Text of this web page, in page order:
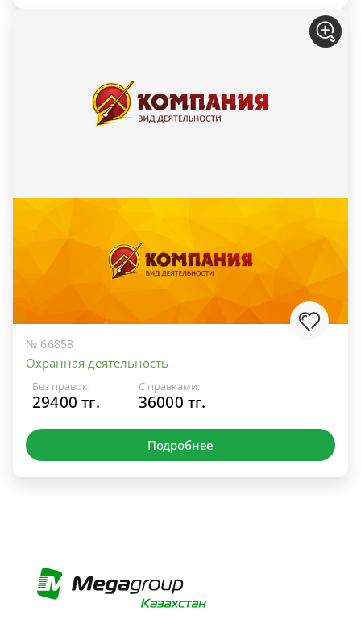
№ 66858
Охранная деятельность
Без правок:
29400 тг.
С правками:
36000 тг.
Подробнее